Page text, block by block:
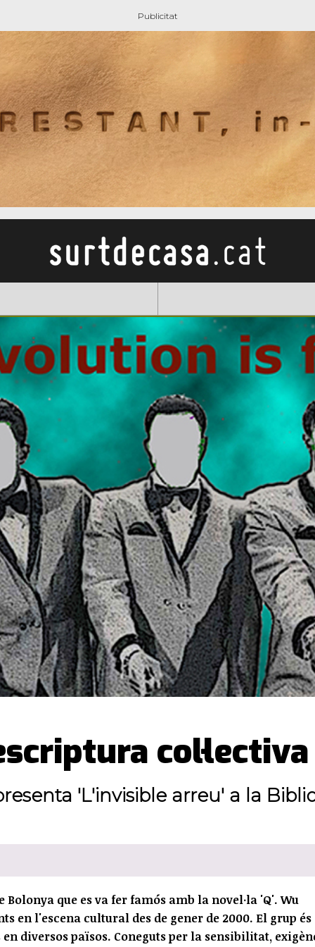
col·lectiva
'L'invisible arreu' a la
que es va fer famós amb la novel·la 'Q'. Wu
en l'escena cultural des de gener de 2000. El grup és
diversos països. Coneguts per la sensibilitat,